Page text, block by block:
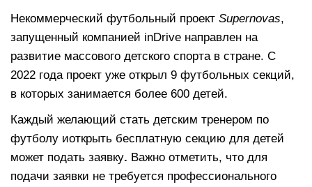
Некоммерческий футбольный проект Supernovas,
запущенный компанией inDrive направлен на
развитие массового детского спорта в стране. С
2022 года проект уже открыл 9 футбольных секций,
в которых занимается более 600 детей.
Каждый желающий стать детским тренером по
футболу иоткрыть бесплатную секцию для детей
может подать заявку. Важно отметить, что для
подачи заявки не требуется профессионального